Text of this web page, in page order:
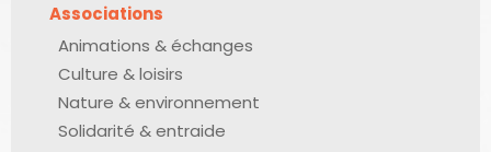
Associations
Animations & échanges
Culture & loisirs
Nature & environnement
Solidarité & entraide